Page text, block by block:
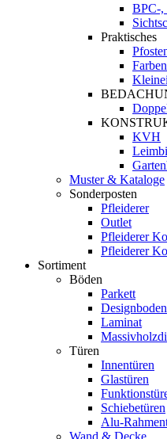
BPC-,
Praktisches
KVH
Muster & Kataloge
Sonderposten
Pfleiderer
Outlet
Pfleiderer
Pfleiderer
Sortiment
Böden
Parkett
Designboden
Laminat
Türen
Innentüren
Glastüren
Schiebetüren
Alu-
Wand & Decke